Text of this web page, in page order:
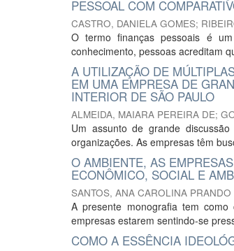
PESSOAL COM
CASTRO, DANIELA GOMES;
O termo finanças pessoais é
conhecimento, pessoas acreditam
A UTILIZAÇÃO DE
EM UMA EMPRESA DE
INTERIOR DE SÃO PAULO
ALMEIDA, MAIARA PEREIRA DE;
Um assunto de grande
organizações. As empresas têm
O AMBIENTE, AS
ECONÔMICO, SOCIAL E
SANTOS, ANA CAROLINA
A presente monografia tem
empresas estarem sentindo-se
COMO A ESSÊNCIA